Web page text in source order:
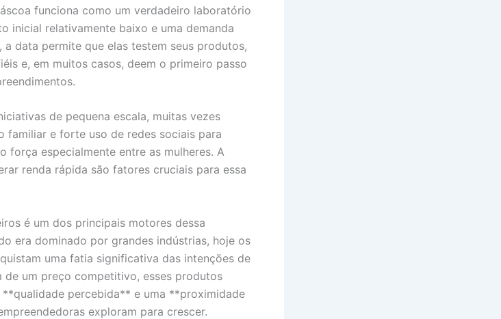
funciona como um verdadeiro laboratório
inicial relativamente baixo e uma demanda
a data permite que elas testem seus produtos,
e, em muitos casos, deem o primeiro passo
de pequena escala, muitas vezes
familiar e forte uso de redes sociais para
força especialmente entre as mulheres. A
renda rápida são fatores cruciais para essa
é um dos principais motores dessa
era dominado por grandes indústrias, hoje os
uma fatia significativa das intenções de
de um preço competitivo, esses produtos
percebida** e uma **proximidade
exploram para crescer.